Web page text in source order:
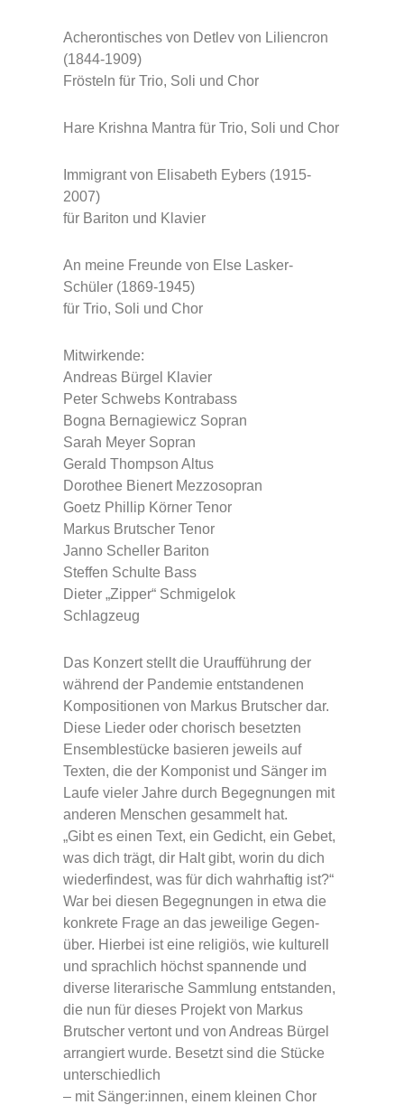
Acherontisches von Detlev von Liliencron
(1844-1909)
Frösteln für Trio, Soli und Chor
Hare Krishna Mantra für Trio, Soli und Chor
Immigrant von Elisabeth Eybers (1915-
2007)
für Bariton und Klavier
An meine Freunde von Else Lasker-
Schüler (1869-1945)
für Trio, Soli und Chor
Mitwirkende:
Andreas Bürgel Klavier
Peter Schwebs Kontrabass
Bogna Bernagiewicz Sopran
Sarah Meyer Sopran
Gerald Thompson Altus
Dorothee Bienert Mezzosopran
Goetz Phillip Körner Tenor
Markus Brutscher Tenor
Janno Scheller Bariton
Steffen Schulte Bass
Dieter „Zipper“ Schmigelok
Schlagzeug
Das Konzert stellt die Uraufführung der
während der Pandemie entstandenen
Kompo­sitionen von Markus Brutscher dar.
Diese Lieder oder chorisch besetzten
Ensemble­stücke basieren jeweils auf
Texten, die der Komponist und Sänger im
Laufe vieler Jahre durch Begegnungen mit
anderen Menschen gesammelt hat.
„Gibt es einen Text, ein Gedicht, ein Gebet,
was dich trägt, dir Halt gibt, worin du dich
wiederfindest, was für dich wahrhaftig ist?“
War bei diesen Begegnungen in etwa die
konkrete Frage an das jeweilige Gegen-
über. Hierbei ist eine religiös, wie kulturell
und sprachlich höchst spannende und
diverse literarische Sammlung entstanden,
die nun für dieses Projekt von Markus
Brutscher vertont und von Andreas Bürgel
arrangiert wurde. Besetzt sind die Stücke
unterschiedlich
– mit Sänger:innen, einem kleinen Chor